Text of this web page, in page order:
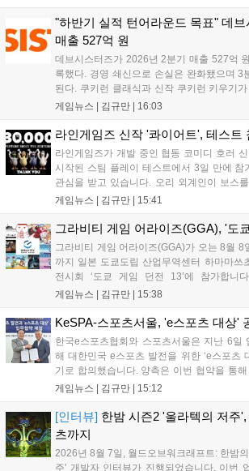
혜택을 지급하며, 상세 내용은 공식 라운지
는 게임 접속 및 주요 콘텐츠 플레이를 통해 성
"하반기 실적 턴어라운드 목표" 데
매출 527억 원
데브시스터즈가 2026년 2분기 매출 527억
록했다. 경영 쇄신으로 손실은 완화됐으며 3
된다. 쿠키런 클래식과 신작 쿠키런 키우기
기는 13일 첫 업데이트를 시작으로 2주 간격
이다. 회사는 비용 효율화와 신작 흥행을 통
를 이끌 방침이다....
게임뉴스 | 김규만 16:03
라인게임즈 신작 '콰이어트', 테스트
라인게임즈가 개발 중인 협동 코미디 호러
시작된 스팀 플레이 테스트에서 3일 만에 참
관심을 받고 있습니다. 오리 외계인이 보스
최대 4인 협동을 지원하며, 소음 관리와 물리
을 개선 중이며, 상세 정보는 스팀 페이지에
게임뉴스 | 김규만 15:41
그라비티 게임 어라이즈(GGA), '도
그라비티 게임 어라이즈(GGA)가 오는 8월 8
까지 일본 도쿄도립 산업무역센터 하마마쓰
전시회 ‘도쿄 게임 던전 13’에 참가합니
‘JALECO ARCADE COLLECTION’ 시리즈
입니다. 시연 참여 관람객에게는 선착순으
디 게임 생태계 활성화와 신규 타이틀 반응 확
게임뉴스 | 김규만 15:38
KeSPA-스포츠서울, 'e스포츠 대상'
한국e스포츠협회와 스포츠서울은 지난 6일
해 대한민국 e스포츠 발전을 위한 ‘e스포츠
기로 합의했습니다. 양측은 이번 협약을 통
전문성을 강화하고 MZ세대를 겨냥한 미디어
김영만 회장은 10년 만에 재추진되는 이번
성과와 가치를 널리 알리는 권위 있는 행사가
고 밝혔습니다....
게임뉴스 | 김규만 15:12
[인터뷰] 한밤 시즌2 '울라텍의 저주
츠까지
2026년 8월 7일, 월드오브워크래프트: 한밤
주' 개발자 인터뷰가 진행되었습니다. 이번